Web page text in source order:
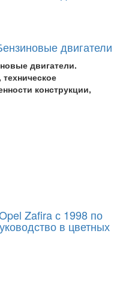
двигатели
двигатели.
конструкции,
Zafira с 1998 по
в цветных